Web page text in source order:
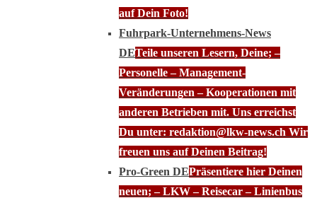
auf Dein Foto!
Fuhrpark-Unternehmens-News
DETeile unseren Lesern, Deine; –
Personelle – Management-
Veränderungen – Kooperationen mit
anderen Betrieben mit. Uns erreichst
Du unter: redaktion@lkw-news.ch Wir
freuen uns auf Deinen Beitrag!
Pro-Green DEPräsentiere hier Deinen
neuen; – LKW – Reisecar – Linienbus